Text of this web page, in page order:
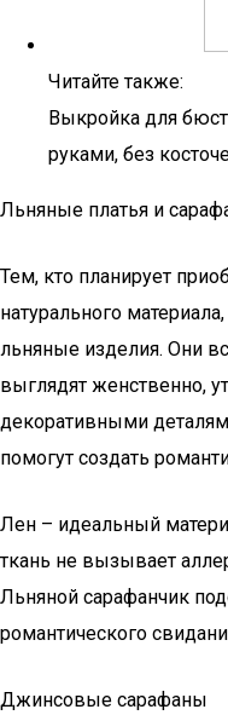
Читайте также:
Выкройка для
руками, без
Льняные платья и
Тем, кто планирует
натурального
льняные изделия. Они
выглядят женственно,
декоративными
помогут создать
Лен – идеальный
ткань не вызывает
Льняной сарафанчик
романтического
Джинсовые сарафаны